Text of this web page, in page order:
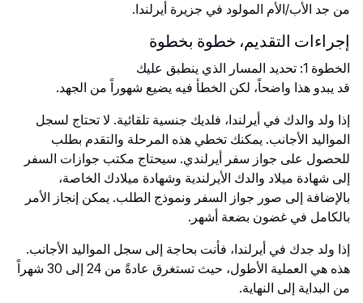
من جد الأب/الأم المولود في جزيرة أيرلندا.
إجراءات التقديم، خطوة بخطوة
الخطوة 1: تحديد المسار الذي ينطبق عليك
قد يبدو هذا واضحاً، لكن الخطأ فيه يضيع شهوراً من الجهد.
إذا ولد والدك في أيرلندا، فلديك جنسية تلقائية. لا تحتاج لسجل
المواليد الأجانب. يمكنك تخطي هذه المرحلة والتقدم بطلب
للحصول على جواز سفر أيرلندي. سيحتاج مكتب جوازات السفر
إلى شهادة ميلاد والدك الأيرلندية وشهادة ميلادك الخاصة،
بالإضافة إلى صور جواز السفر ونموذج الطلب. يمكن إنجاز الأمر
بالكامل في غضون بضعة أشهر.
إذا ولد جدك في أيرلندا، فأنت بحاجة إلى سجل المواليد الأجانب.
هذه هي العملية الأطول، حيث تستغرق عادةً من 24 إلى 30 شهراً
من البداية إلى النهاية.